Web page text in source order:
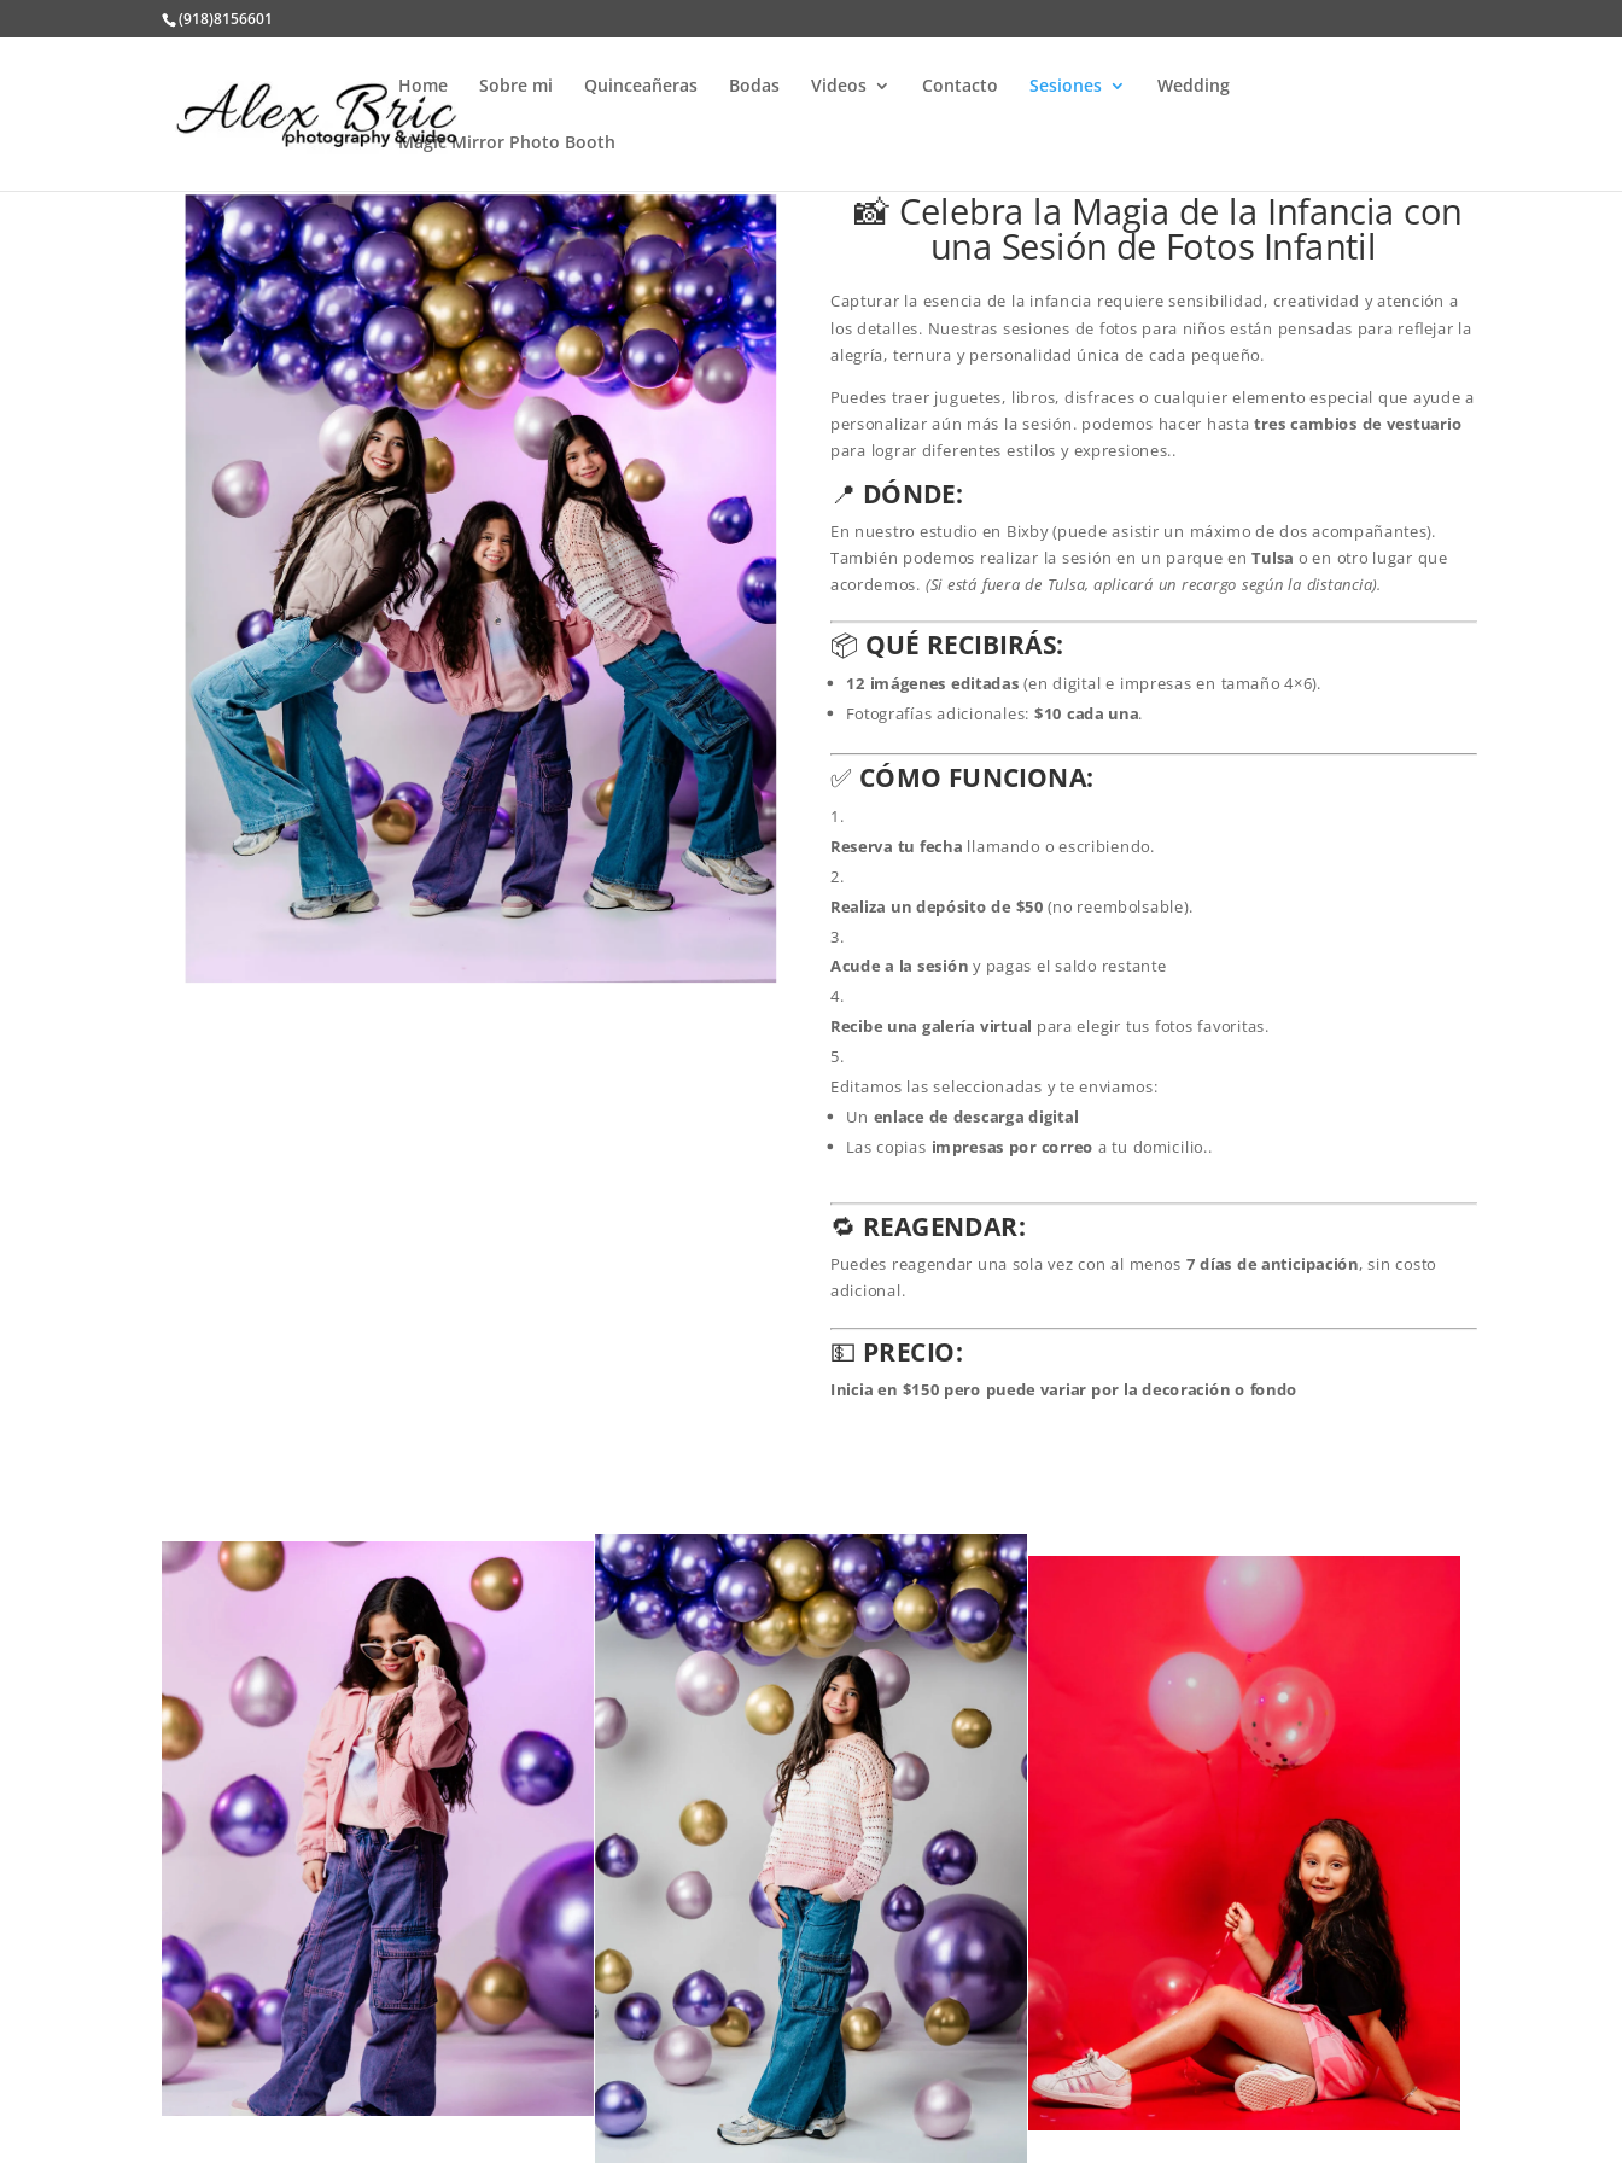
(918)8156601
Home Sobre mi Quinceañeras Bodas Videos Contacto Sesiones Wedding
Magic Mirror Photo Booth
📸 Celebra la Magia de la Infancia con
una Sesión de Fotos Infantil
Capturar la esencia de la infancia requiere sensibilidad, creatividad y atención a
los detalles. Nuestras sesiones de fotos para niños están pensadas para reflejar la
alegría, ternura y personalidad única de cada pequeño.
Puedes traer juguetes, libros, disfraces o cualquier elemento especial que ayude a
personalizar aún más la sesión. podemos hacer hastatres cambios de vestuario
para lograr diferentes estilos y expresiones..
📍 DÓNDE:
En nuestro estudio en Bixby (puede asistir un máximo de dos acompañantes).
También podemos realizar la sesión en un parque enTulsa o en otro lugar que
acordemos. (Si está fuera de Tulsa, aplicará un recargo según la distancia).
📦 QUÉ RECIBIRÁS:
12 imágenes editadas (en digital e impresas en tamaño 4×6).
Fotografías adicionales: $10 cada una.
✅ CÓMO FUNCIONA:
Reserva tu fecha llamando o escribiendo.
Realiza un depósito de $50 (no reembolsable).
Acude a la sesión y pagas el saldo restante
Recibe una galería virtual para elegir tus fotos favoritas.
Editamos las seleccionadas y te enviamos:
Un enlace de descarga digital
Las copias impresas por correo a tu domicilio..
🔁 REAGENDAR:
Puedes reagendar una sola vez con al menos 7 días de anticipación, sin costo
adicional.
💵 PRECIO:
Inicia en $150 pero puede variar por la decoración o fondo